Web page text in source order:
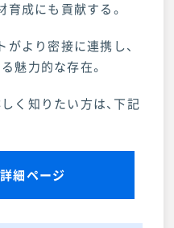
育成にも貢献する。
がより密接に連携し、
魅力的な存在。
く知りたい方は、下記
細ページ